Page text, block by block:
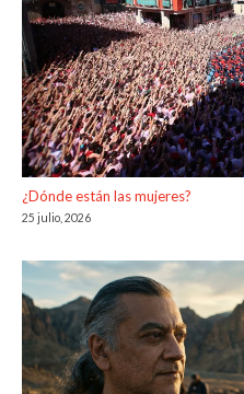
¿Dónde están las mujeres?
25 julio, 2026